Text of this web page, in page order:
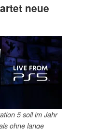
neue
5 soll im Jahr
ohne lange